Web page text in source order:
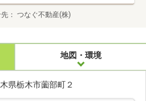
つなぐ不動産(株)
地図・環境
県栃木市薗部町２